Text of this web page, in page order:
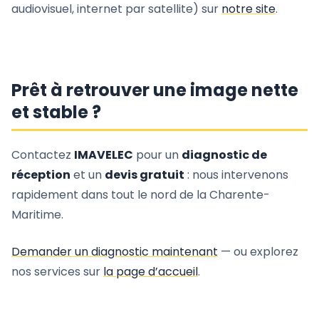
audiovisuel, internet par satellite) sur notre site.
Prêt à retrouver une image nette
et stable ?
Contactez IMAVELEC pour un diagnostic de
réception et un devis gratuit : nous intervenons
rapidement dans tout le nord de la Charente-
Maritime.
Demander un diagnostic maintenant — ou explorez
nos services sur la page d’accueil.